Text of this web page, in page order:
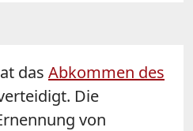
das Abkommen des
Die
von